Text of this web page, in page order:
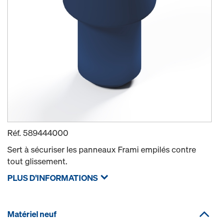
Réf. 589444000
Sert à sécuriser les panneaux Frami empilés contre
tout glissement.
PLUS D'INFORMATIONS
Matériel neuf